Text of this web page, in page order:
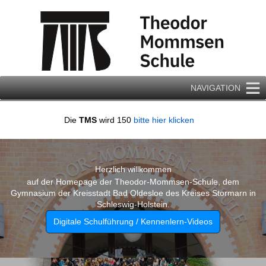
NAVIGATION
Die TMS wird 150 bitte hier klicken
Herzlich willkommen
auf der Homepage der Theodor-Mommsen-Schule, dem
Gymnasium der Kreisstadt Bad Oldesloe des Kreises Stormarn in
Schleswig-Holstein.
Digitale Schulführung / Kennenlern-Videos